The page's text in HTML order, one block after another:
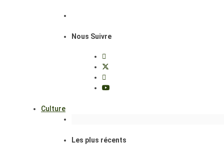
Nous Suivre
Culture
Les plus récents